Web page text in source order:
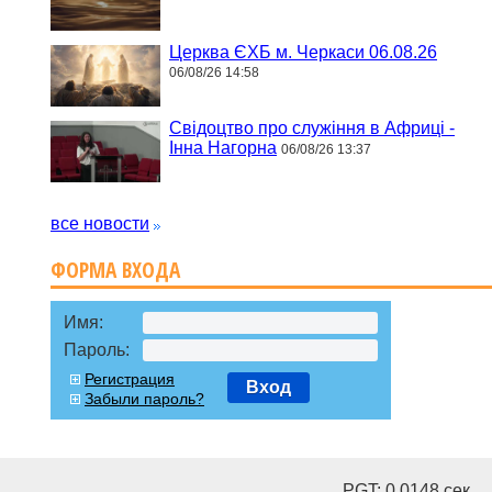
Церква ЄХБ м. Черкаси 06.08.26
06/08/26 14:58
Свідоцтво про служіння в Африці -
Інна Нагорна 06/08/26 13:37
все новости
ФОРМА ВХОДА
Имя:
Пароль:
Регистрация
Забыли пароль?
Вход